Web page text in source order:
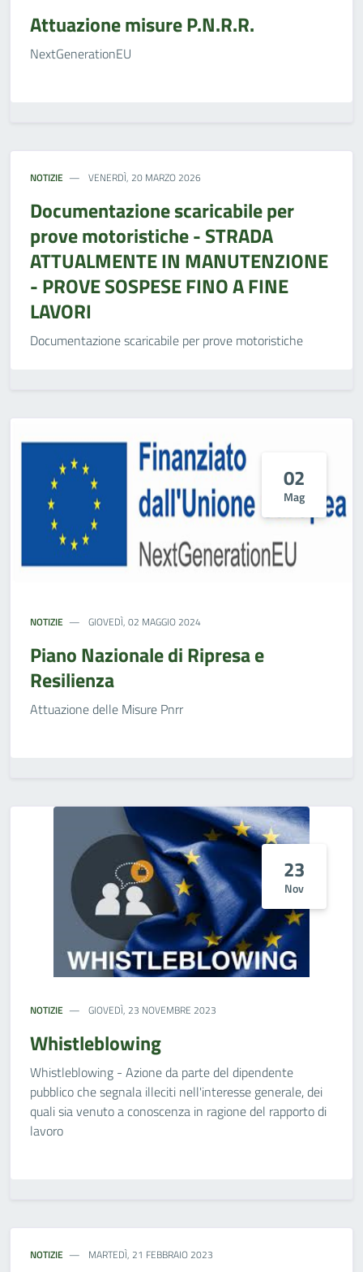
Attuazione misure P.N.R.R.
NextGenerationEU
NOTIZIE VENERDÌ, 20 MARZO 2026
Documentazione scaricabile per
prove motoristiche - STRADA
ATTUALMENTE IN MANUTENZIONE
- PROVE SOSPESE FINO A FINE
LAVORI
Documentazione scaricabile per prove motoristiche
02
Mag
NOTIZIE GIOVEDÌ, 02 MAGGIO 2024
Piano Nazionale di Ripresa e
Resilienza
Attuazione delle Misure Pnrr
23
Nov
NOTIZIE GIOVEDÌ, 23 NOVEMBRE 2023
Whistleblowing
Whistleblowing - Azione da parte del dipendente
pubblico che segnala illeciti nell'interesse generale, dei
quali sia venuto a conoscenza in ragione del rapporto di
lavoro
NOTIZIE MARTEDÌ, 21 FEBBRAIO 2023